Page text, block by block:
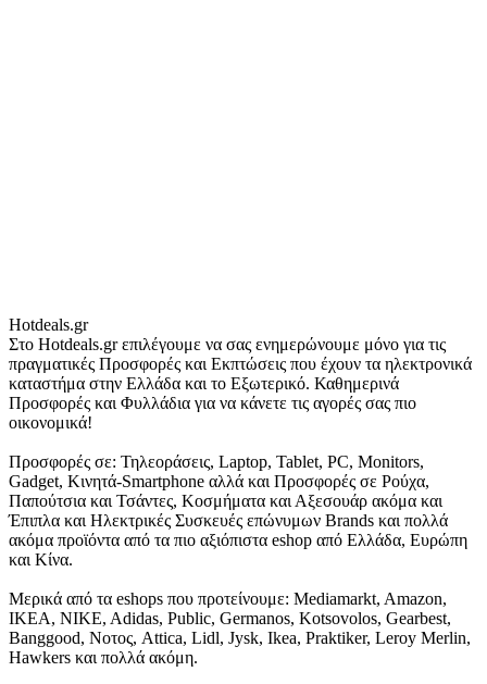
Hotdeals.gr
Στο Hotdeals.gr επιλέγουμε να σας ενημερώνουμε μόνο για τις
πραγματικές Προσφορές και Εκπτώσεις που έχουν τα ηλεκτρονικά
καταστήμα στην Ελλάδα και το Εξωτερικό. Καθημερινά
Προσφορές και Φυλλάδια για να κάνετε τις αγορές σας πιο
οικονομικά!
Προσφορές σε: Τηλεοράσεις, Laptop, Tablet, PC, Monitors,
Gadget, Κινητά-Smartphone αλλά και Προσφορές σε Ρούχα,
Παπούτσια και Τσάντες, Κοσμήματα και Αξεσουάρ ακόμα και
Έπιπλα και Ηλεκτρικές Συσκευές επώνυμων Brands και πολλά
ακόμα προϊόντα από τα πιο αξιόπιστα eshop από Ελλάδα, Ευρώπη
και Κίνα.
Μερικά από τα eshops που προτείνουμε: Mediamarkt, Amazon,
IKEA, NIKE, Adidas, Public, Germanos, Kotsovolos, Gearbest,
Banggood, Νοτος, Attica, Lidl, Jysk, Ikea, Praktiker, Leroy Merlin,
Hawkers και πολλά ακόμη.